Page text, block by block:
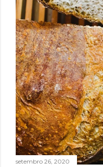
setembro 26, 2020